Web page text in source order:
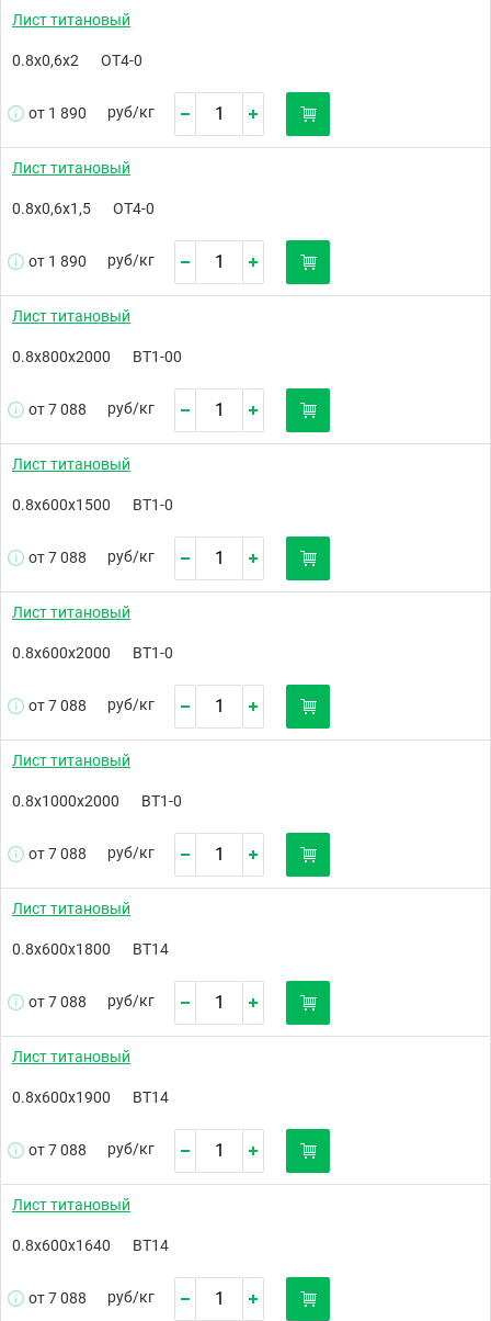
Лист титановый
0.8х0,6х2 ОТ4-0
от 1 890 руб/кг
Лист титановый
0.8х0,6х1,5 ОТ4-0
от 1 890 руб/кг
Лист титановый
0.8х800х2000 ВТ1-00
от 7 088 руб/кг
Лист титановый
0.8х600х1500 ВТ1-0
от 7 088 руб/кг
Лист титановый
0.8х600х2000 ВТ1-0
от 7 088 руб/кг
Лист титановый
0.8х1000х2000 ВТ1-0
от 7 088 руб/кг
Лист титановый
0.8х600х1800 ВТ14
от 7 088 руб/кг
Лист титановый
0.8х600х1900 ВТ14
от 7 088 руб/кг
Лист титановый
0.8х600х1640 ВТ14
от 7 088 руб/кг